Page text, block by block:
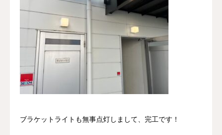
ブラケットライトも無事点灯しまして、完工です！